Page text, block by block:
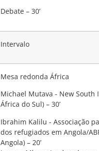
Debate – 30’
Intervalo
Mesa redonda África
Michael Mutava - New South
África do Sul) – 30’
Ibrahim Kalilu - Associação
dos refugiados em Angola/
Angola) – 20’